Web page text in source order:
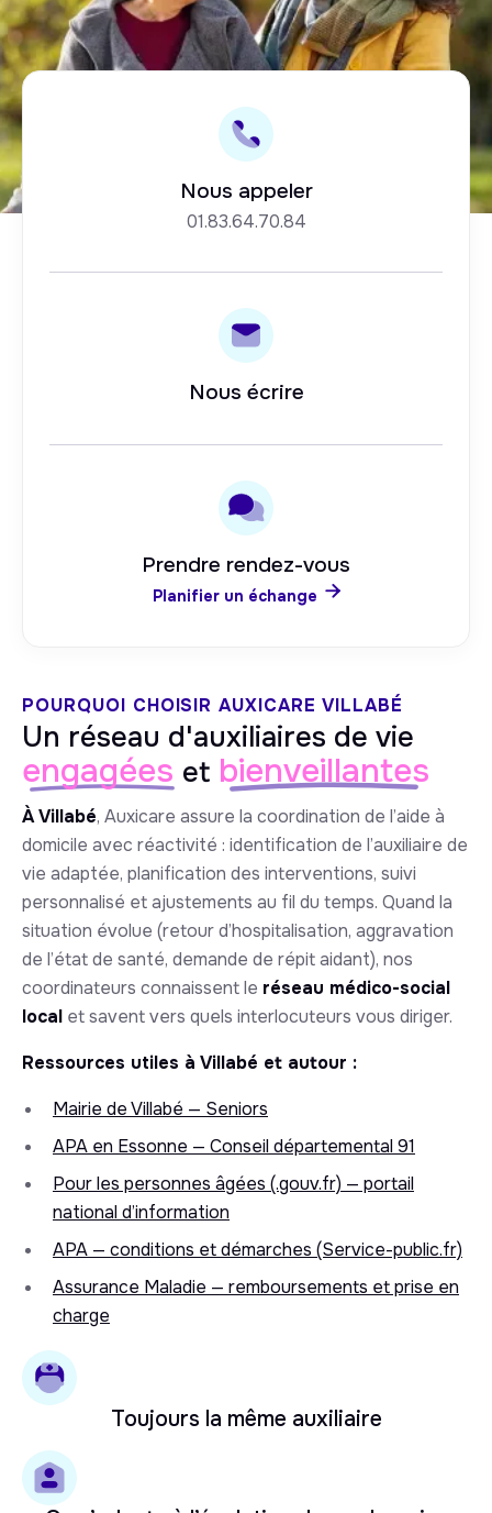
Nous appeler
01.83.64.70.84
Nous écrire
Prendre rendez-vous
Planifier un échange 
POURQUOI CHOISIR AUXICARE VILLABÉ
Un réseau d'auxiliaires de vie
engagées et bienveillantes
À Villabé, Auxicare assure la coordination de l’aide à
domicile avec réactivité : identification de l’auxiliaire de
vie adaptée, planification des interventions, suivi
personnalisé et ajustements au fil du temps. Quand la
situation évolue (retour d’hospitalisation, aggravation
de l’état de santé, demande de répit aidant), nos
coordinateurs connaissent le réseau médico-social
local et savent vers quels interlocuteurs vous diriger.
Ressources utiles à Villabé et autour :
Mairie de Villabé — Seniors
APA en Essonne — Conseil départemental 91
Pour les personnes âgées (.gouv.fr) — portail
national d’information
APA — conditions et démarches (Service-public.fr)
Assurance Maladie — remboursements et prise en
charge
Toujours la même auxiliaire